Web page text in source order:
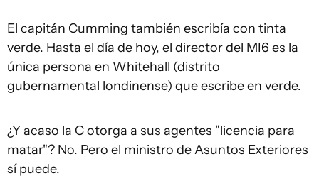
El capitán Cumming también escribía con tinta
verde. Hasta el día de hoy, el director del MI6 es la
única persona en Whitehall (distrito
gubernamental londinense) que escribe en verde.
¿Y acaso la C otorga a sus agentes "licencia para
matar"? No. Pero el ministro de Asuntos Exteriores
sí puede.